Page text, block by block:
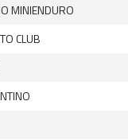
MINIENDURO
CLUB